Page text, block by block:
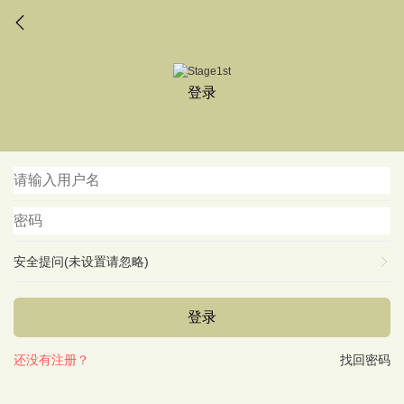
登录
安全提问(未设置请忽略)
登录
找回密码
还没有注册？